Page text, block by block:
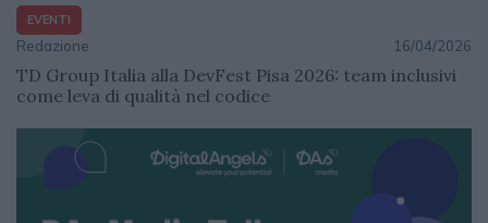
EVENTI
Redazione 16/04/2026
TD Group Italia alla DevFest Pisa 2026: team inclusivi
come leva di qualità nel codice